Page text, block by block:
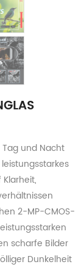
und Nacht
2-MP-CMOS-
scharfe Bilder
Dunkelheit